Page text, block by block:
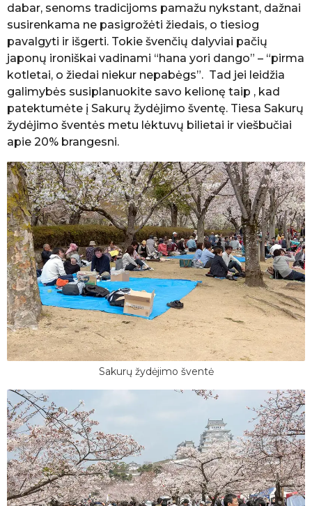
dabar, senoms tradicijoms pamažu nykstant, dažnai
susirenkama ne pasigrožėti žiedais, o tiesiog
pavalgyti ir išgerti. Tokie švenčių dalyviai pačių
japonų ironiškai vadinami “hana yori dango” – “pirma
kotletai, o žiedai niekur nepabėgs”. Tad jei leidžia
galimybės susiplanuokite savo kelionę taip , kad
patektumėte į Sakurų žydėjimo šventę. Tiesa Sakurų
žydėjimo šventės metu lėktuvų bilietai ir viešbučiai
apie 20% brangesni.
Sakurų žydėjimo šventė